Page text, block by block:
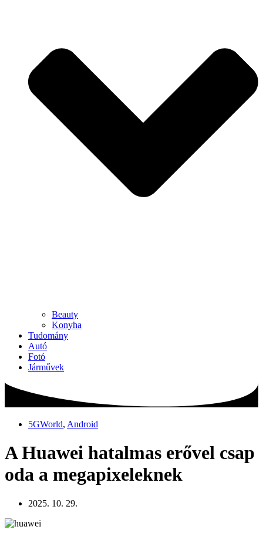
Beauty
Konyha
Tudomány
Autó
Fotó
Járművek
5GWorld, Android
A Huawei hatalmas erővel csap
oda a megapixeleknek
2025. 10. 29.